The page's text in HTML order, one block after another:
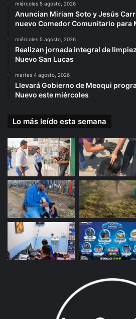
miércoles 5 agosto, 2026
Anuncian Miriam Soto y Jesús
nuevo Comedor Comunitario para
miércoles 5 agosto, 2026
Realizan jornada integral de
Nuevo San Lucas
martes 4 agosto, 2026
Llevará Gobierno de Meoqui
Nuevo este miércoles
Lo más leído esta semana